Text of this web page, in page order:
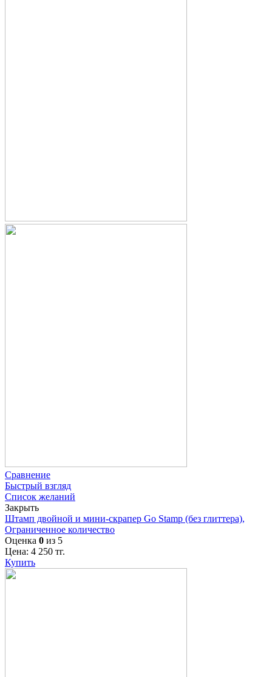
Сравнение
Быстрый взгляд
Список желаний
Закрыть
Штамп двойной и мини-скрапер Go Stamp (без глиттера),
Ограниченное количество
Оценка 0 из 5
Цена: 4 250 тг.
Купить